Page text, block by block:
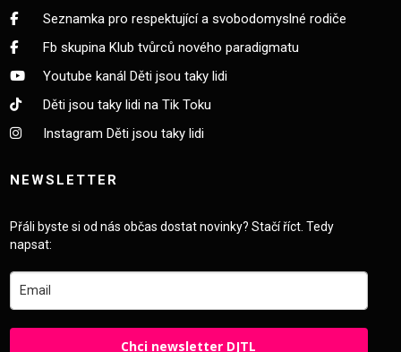
Seznamka pro respektující a svobodomyslné rodiče
Fb skupina Klub tvůrců nového paradigmatu
Youtube kanál Děti jsou taky lidi
Děti jsou taky lidi na Tik Toku
Instagram Děti jsou taky lidi
NEWSLETTER
Přáli byste si od nás občas dostat novinky? Stačí říct. Tedy
napsat:
Chci newsletter DJTL